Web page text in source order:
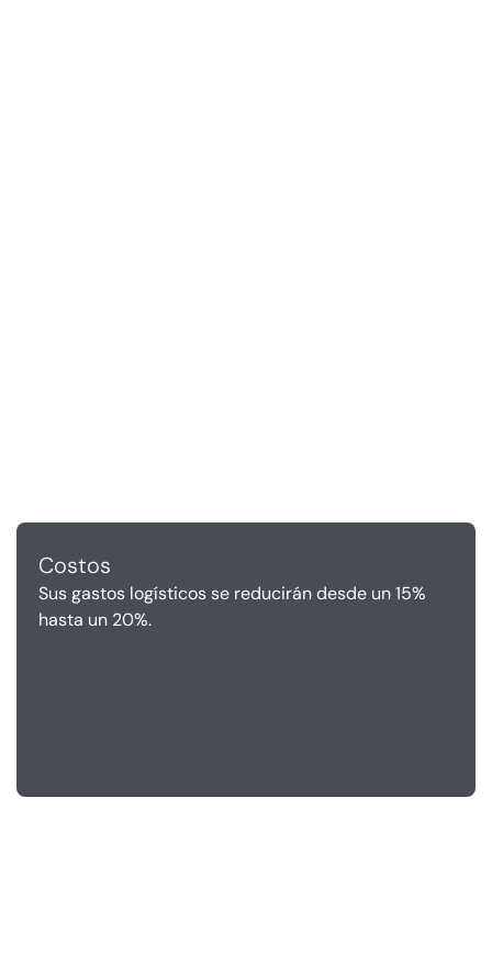
Costos
Sus gastos logísticos se reducirán desde un 15%
hasta un 20%.